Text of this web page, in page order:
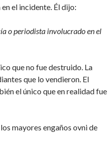
el incidente. Él dijo:
o periodista involucrado en el
que no fue destruido. La
que lo vendieron. El
el único que en realidad fue
mayores engaños ovni de